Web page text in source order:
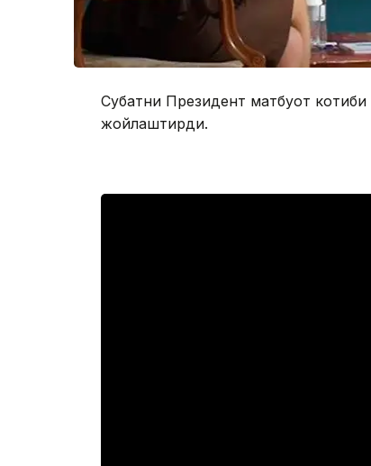
Суҳбатни Президент матбуот
жойлаштирди.